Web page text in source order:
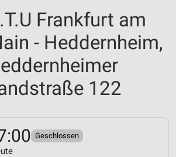
Frankfurt am
- Heddernheim,
122
Geschlossen